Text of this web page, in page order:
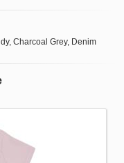
Charcoal Grey, Denim